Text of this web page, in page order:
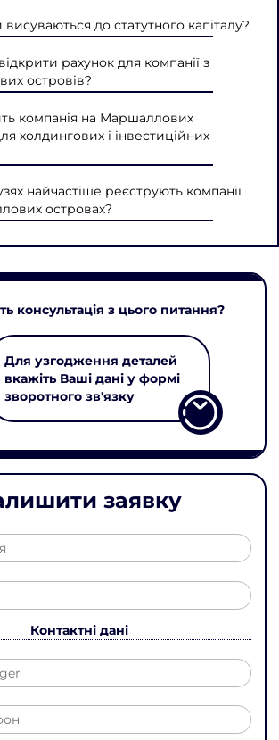
до статутного капіталу?
рахунок для компанії з
островів?
компанія на Маршаллових
холдингових і інвестиційних
найчастіше реєструють компанії
островах?
консультація з цього питання?
Для узгодження деталей
вкажіть Ваші дані у формі
зворотного зв'язку
заявку
Контактні дані